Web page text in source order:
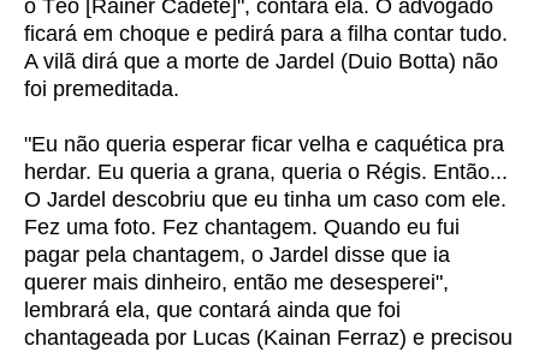
o Téo [Rainer Cadete]", contará ela. O advogado
ficará em choque e pedirá para a filha contar tudo.
A vilã dirá que a morte de Jardel (Duio Botta) não
foi premeditada.
"Eu não queria esperar ficar velha e caquética pra
herdar. Eu queria a grana, queria o Régis. Então...
O Jardel descobriu que eu tinha um caso com ele.
Fez uma foto. Fez chantagem. Quando eu fui
pagar pela chantagem, o Jardel disse que ia
querer mais dinheiro, então me desesperei",
lembrará ela, que contará ainda que foi
chantageada por Lucas (Kainan Ferraz) e precisou